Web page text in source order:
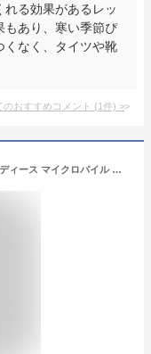
れる効果があるレッ
もあり、寒い季節ぴ
くなく、タイツや靴
のおすすめコメント (1件) >
レッグウォーマー 寒い冬の外出に最適 レディース マイクロパイル あったかレッグウォーマー 日本製 M／L あったか あったかい 薄手 防寒 冷え性 冷え症 冷え対策 冷えとり 保温 発熱繊維 発熱 足元あったか 薄くてあったかい 女性用 婦人 冬